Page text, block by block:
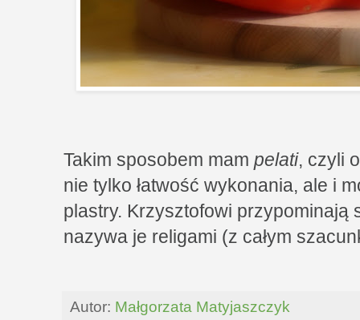
Takim sposobem mam pelati, czyli
nie tylko łatwość wykonania, ale i
plastry. Krzysztofowi przypominają
nazywa je religami (z całym
Autor: Małgorzata Matyjaszczyk